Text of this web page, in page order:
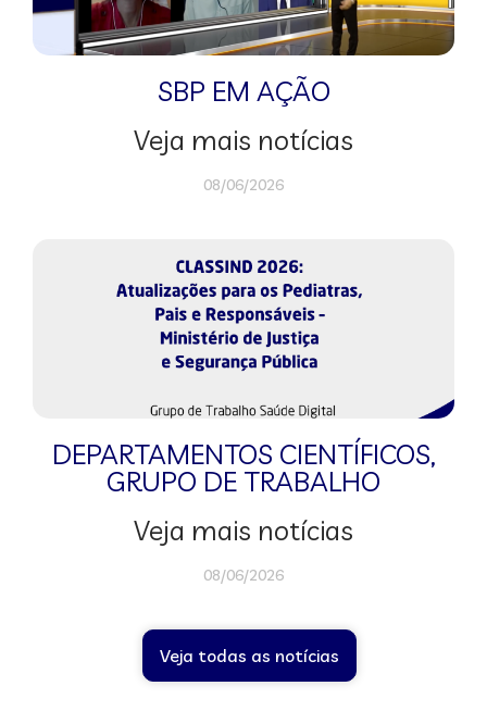
SBP EM AÇÃO
Veja mais notícias
08/06/2026
DEPARTAMENTOS CIENTÍFICOS,
GRUPO DE TRABALHO
Veja mais notícias
08/06/2026
Veja todas as notícias